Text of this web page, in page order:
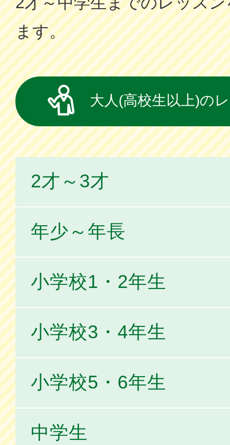
ます。
大人(高校生以上)の
2才～3才
年少～年長
小学校1・2年生
小学校3・4年生
小学校5・6年生
中学生